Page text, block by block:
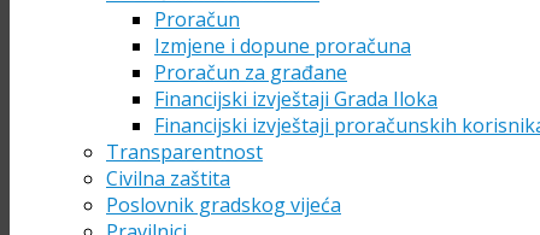
Proračun
Izmjene i dopune proračuna
Proračun za građane
Financijski izvještaji Grada Iloka
Financijski izvještaji proračunskih
Transparentnost
Civilna zaštita
Poslovnik gradskog vijeća